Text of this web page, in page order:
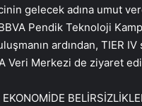
gelecek adına umut
Pendik Teknoloji
ardından, TIER IV
Veri Merkezi de ziyaret